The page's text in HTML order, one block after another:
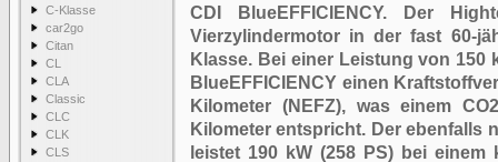
C-Klasse
car2go
Citan
CL
CLA
Classic
CLC
CLK
CLS
CDI BlueEFFICIENCY. Der
Vierzylindermotor in der fast 60-
Klasse. Bei einer Leistung von 150
BlueEFFICIENCY einen
Kilometer (NEFZ), was einem
Kilometer entspricht. Der ebenfalls
leistet 190 kW (258 PS) bei